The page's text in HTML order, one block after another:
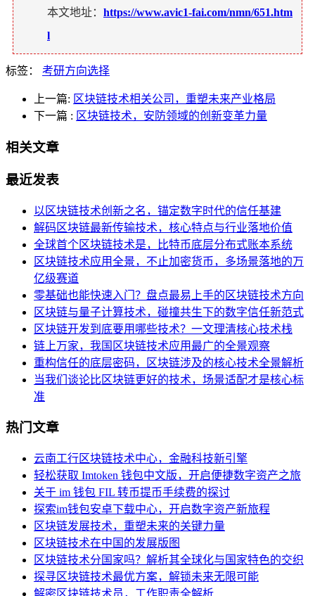
本文地址： https://www.avic1-fai.com/nmn/651.htm
l
标签： 考研方向选择
上一篇: 区块链技术相关公司，重塑未来产业格局
下一篇 : 区块链技术，安防领域的创新变革力量
相关文章
最近发表
以区块链技术创新之名，锚定数字时代的信任基建
解码区块链最新传输技术，核心特点与行业落地价值
全球首个区块链技术是，比特币底层分布式账本系统
区块链技术应用全景，不止加密货币，多场景落地的万
亿级赛道
零基础也能快速入门？盘点最易上手的区块链技术方向
区块链与量子计算技术，碰撞共生下的数字信任新范式
区块链开发到底要用哪些技术？一文理清核心技术栈
链上万家，我国区块链技术应用最广的全景观察
重构信任的底层密码，区块链涉及的核心技术全景解析
当我们谈论比区块链更好的技术，场景适配才是核心标
准
热门文章
云南工行区块链技术中心，金融科技新引擎
轻松获取 Imtoken 钱包中文版，开启便捷数字资产之旅
关于 im 钱包 FIL 转币提币手续费的探讨
探索im钱包安卓下载中心，开启数字资产新旅程
区块链发展技术，重塑未来的关键力量
区块链技术在中国的发展版图
区块链技术分国家吗？解析其全球化与国家特色的交织
探寻区块链技术最优方案，解锁未来无限可能
解密区块链技术员，工作职责全解析